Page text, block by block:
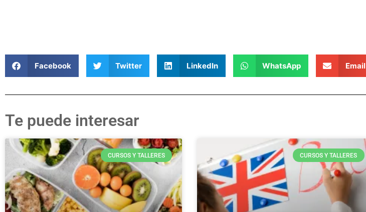
Facebook Twitter LinkedIn WhatsApp Email
Te puede interesar
CURSOS Y TALLERES CURSOS Y TALLERES